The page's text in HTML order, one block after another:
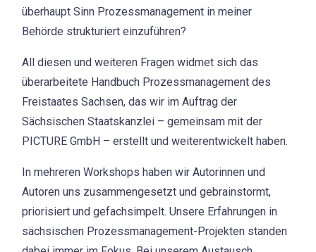
überhaupt Sinn Prozessmanagement in meiner
Behörde strukturiert einzuführen?
All diesen und weiteren Fragen widmet sich das
überarbeitete Handbuch Prozessmanagement des
Freistaates Sachsen, das wir im Auftrag der
Sächsischen Staatskanzlei – gemeinsam mit der
PICTURE GmbH – erstellt und weiterentwickelt haben.
In mehreren Workshops haben wir Autorinnen und
Autoren uns zusammengesetzt und gebrainstormt,
priorisiert und gefachsimpelt. Unsere Erfahrungen in
sächsischen Prozessmanagement-Projekten standen